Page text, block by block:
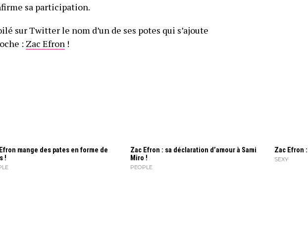
sa participation.
sur Twitter le nom d’un de ses potes qui s’ajoute
: Zac Efron!
mange des pates en forme de
!
Zac Efron : sa déclaration d’amour à Sami
Miro !
PEOPLE
Zac Efron
SEXY